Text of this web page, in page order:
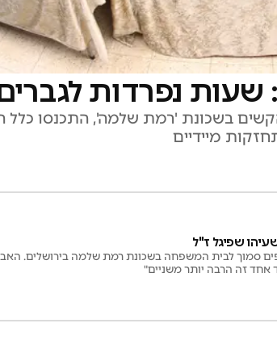
נפרדות
בשכונת 'רמת שלמה', התכנסו כלל
מיידיים
שפיגל ז"ל
סמוך לבית המשפחה בשכונת רמת שלמה בירושלים. האב
אחד זה הרבה יותר משניים"